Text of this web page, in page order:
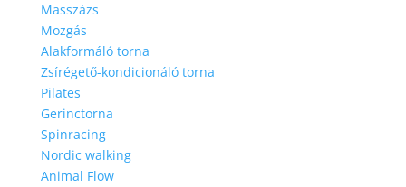
Masszázs
Mozgás
Alakformáló torna
Zsírégető-kondicionáló torna
Pilates
Gerinctorna
Spinracing
Nordic walking
Animal Flow